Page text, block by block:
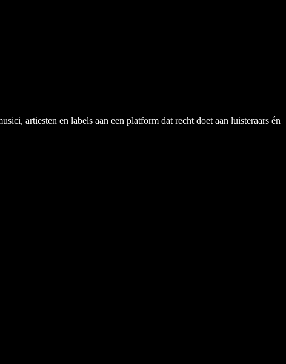
artiesten en labels aan een platform dat recht doet aan luisteraars én